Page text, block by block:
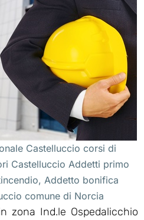
Castelluccio corsi di
Castelluccio Addetti primo
Addetto bonifica
comune di Norcia
zona Ind.le Ospedalicchio